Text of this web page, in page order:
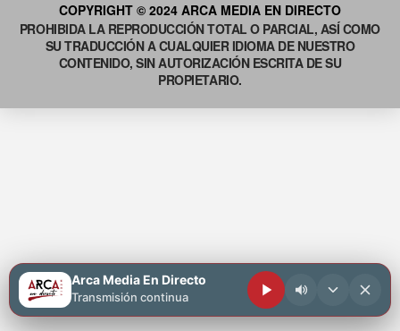
COPYRIGHT © 2024 ARCA MEDIA EN DIRECTO
PROHIBIDA LA REPRODUCCIÓN TOTAL O PARCIAL, ASÍ COMO
SU TRADUCCIÓN A CUALQUIER IDIOMA DE NUESTRO
CONTENIDO, SIN AUTORIZACIÓN ESCRITA DE SU
PROPIETARIO.
Arca Media En Directo
Transmisión continua